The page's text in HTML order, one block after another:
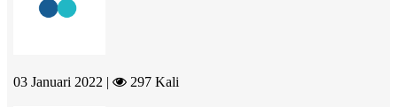
03 Januari 2022 | 297 Kali